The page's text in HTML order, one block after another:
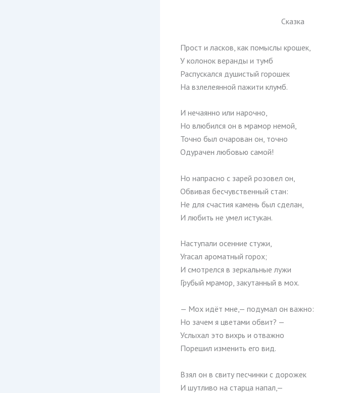
Сказка
Прост и ласков, как помыслы крошек,
У колонок веранды и тумб
Распускался душистый горошек
На взлелеянной пажити клумб.
И нечаянно или нарочно,
Но влюбился он в мрамор немой,
Точно был очарован он, точно
Одурачен любовью самой!
Но напрасно с зарей розовел он,
Обвивая бесчувственный стан:
Не для счастия камень был сделан,
И любить не умел истукан.
Наступали осенние стужи,
Угасал ароматный горох;
И смотрелся в зеркальные лужи
Грубый мрамор, закутанный в мох.
— Мох идёт мне,— подумал он важно:
Но зачем я цветами обвит? —
Услыхал это вихрь и отважно
Порешил изменить его вид.
Взял он в свиту песчинки с дорожек
И шутливо на старца напал,—